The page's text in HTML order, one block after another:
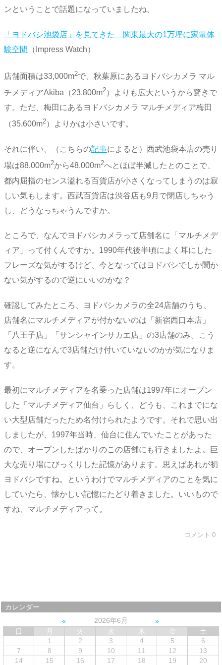
ンということで話題になっていましたね。
「ヨドバシ池袋店」を見てきた 関東最大の1万坪に家電体
験空間
（Impress Watch）
店舗面積は33,000m2で、秋葉原にあるヨドバシカメラ マル
チメディアAkiba（23,800m2）よりも広大というから驚きで
す。ただ、梅田にあるヨドバシカメラ マルチメディア梅田
（35,600m2）よりかは小さいです。
それに伴い、（こちらの記事によると）西武池袋本店の売り
場は88,000m2から48,000m2へとほぼ半減したとのことで、
都内屈指のセンス溢れる百貨店が小さくなってしまうのは寂
しい気もします。西武百貨店は渋谷店も9月で閉店しちゃう
し、どうなっちゃうんですか。
ところで、なんでヨドバシカメラって店舗名に「マルチメデ
ィア」って付くんですか。1990年代後半頃によく耳にした
フレーズな気がするけど、今となってはヨドバシでしか聞か
ない気がするので逆にいいのかな？
確認してみたところ、ヨドバシカメラの全24店舗のうち、
店舗名にマルチメディアが付かないのは「新宿西口本店」
「八王子店」「サンシャインサカエ店」の3店舗のみ。こう
なると逆になんで3店舗だけ付いていないのかが気になりま
す。
最初にマルチメディアを名乗った店舗は1997年にオープン
した「マルチメディア仙台」らしく、どうも、これまでにな
い大型店舗だったため名付けられたようです。それで思い出
しましたが、1997年当時、仙台に住んでいたことがあった
ので、オープンしたばかりのこの店舗にも行きましたよ。巨
大な売り場にびっくりした記憶があります。思えばあれが初
ヨドバシですね。というわけでマルチメディアのことを気に
していたら、懐かしい記憶にたどり着きました。いいもので
すね、マルチメディアって。
コメント:0
カレンダー
2026年6月
日
月 火 水 木 金
土
1
2 3 4 5
6
7
8 9 10 11 12
13
14
15 16 17 18 19
20